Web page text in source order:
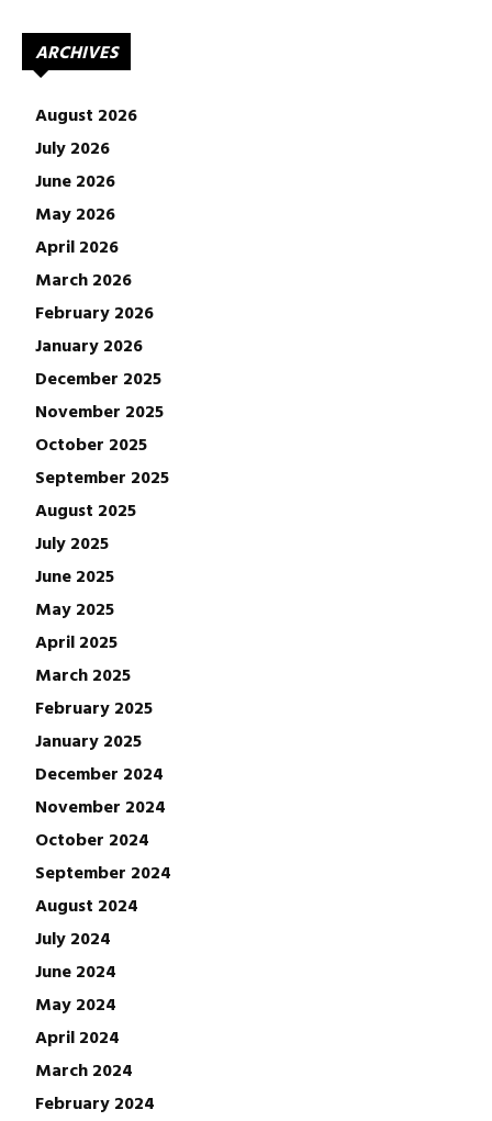
ARCHIVES
August 2026
July 2026
June 2026
May 2026
April 2026
March 2026
February 2026
January 2026
December 2025
November 2025
October 2025
September 2025
August 2025
July 2025
June 2025
May 2025
April 2025
March 2025
February 2025
January 2025
December 2024
November 2024
October 2024
September 2024
August 2024
July 2024
June 2024
May 2024
April 2024
March 2024
February 2024